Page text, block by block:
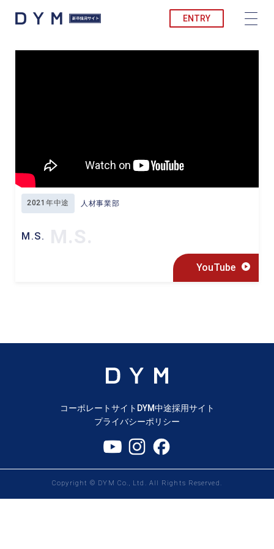
ENTRY
2021年中途 人材事業部
M.S.
YouTube
コーポレートサイト DYM中途採用サイト
プライバシーポリシー
Copyright © DYM Co., Ltd. All Rights Reserved.